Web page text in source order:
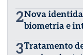
2Nova
biometria e
3Tratamento